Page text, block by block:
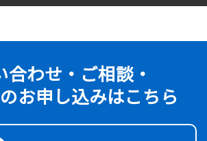
合わせ・ご相談・
お申し込みはこちら